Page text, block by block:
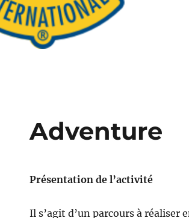
Adventure
Présentation de l’activité
Il s’agit d’un parcours à réaliser